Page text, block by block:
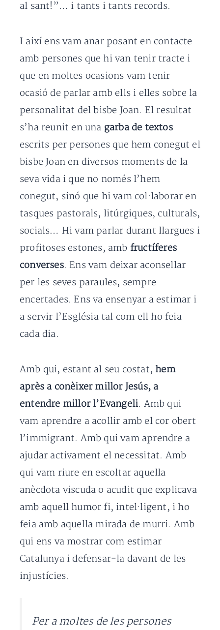
al sant!”… i tants i tants records.
I així ens vam anar posant en contacte
amb persones que hi van tenir tracte i
que en moltes ocasions vam tenir
ocasió de parlar amb ells i elles sobre la
personalitat del bisbe Joan. El resultat
s’ha reunit en una garba de textos
escrits per persones que hem conegut el
bisbe Joan en diversos moments de la
seva vida i que no només l’hem
conegut, sinó que hi vam col·laborar en
tasques pastorals, litúrgiques, culturals,
socials… Hi vam parlar durant llargues i
profitoses estones, amb fructíferes
converses. Ens vam deixar aconsellar
per les seves paraules, sempre
encertades. Ens va ensenyar a estimar i
a servir l’Església tal com ell ho feia
cada dia.
Amb qui, estant al seu costat, hem
après a conèixer millor Jesús, a
entendre millor l’Evangeli. Amb qui
vam aprendre a acollir amb el cor obert
l’immigrant. Amb qui vam aprendre a
ajudar activament el necessitat. Amb
qui vam riure en escoltar aquella
anècdota viscuda o acudit que explicava
amb aquell humor fi, intel·ligent, i ho
feia amb aquella mirada de murri. Amb
qui ens va mostrar com estimar
Catalunya i defensar-la davant de les
injustícies.
Per a moltes de les persones